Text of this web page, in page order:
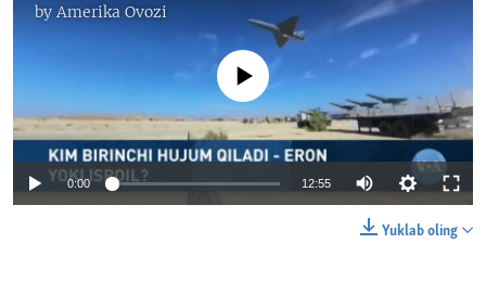
by Amerika Ovozi
No media source currently available
0:00 12:55
Yuklab oling